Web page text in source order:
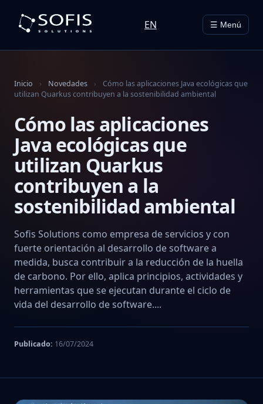
EN ☰ Menú
Inicio › Novedades ›
Cómo las aplicaciones Java ecológicas que
utilizan Quarkus contribuyen a la sostenibilidad ambiental
Cómo las aplicaciones
Java ecológicas que
utilizan Quarkus
contribuyen a la
sostenibilidad ambiental
Sofis Solutions como empresa de servicios y con
fuerte orientación al desarrollo de software a
medida, busca contribuir a la reducción de la huella
de carbono. Por ello, aplica principios, actividades y
herramientas que se ejecutan durante el ciclo de
vida del desarrollo de software....
Publicado: 16/07/2024